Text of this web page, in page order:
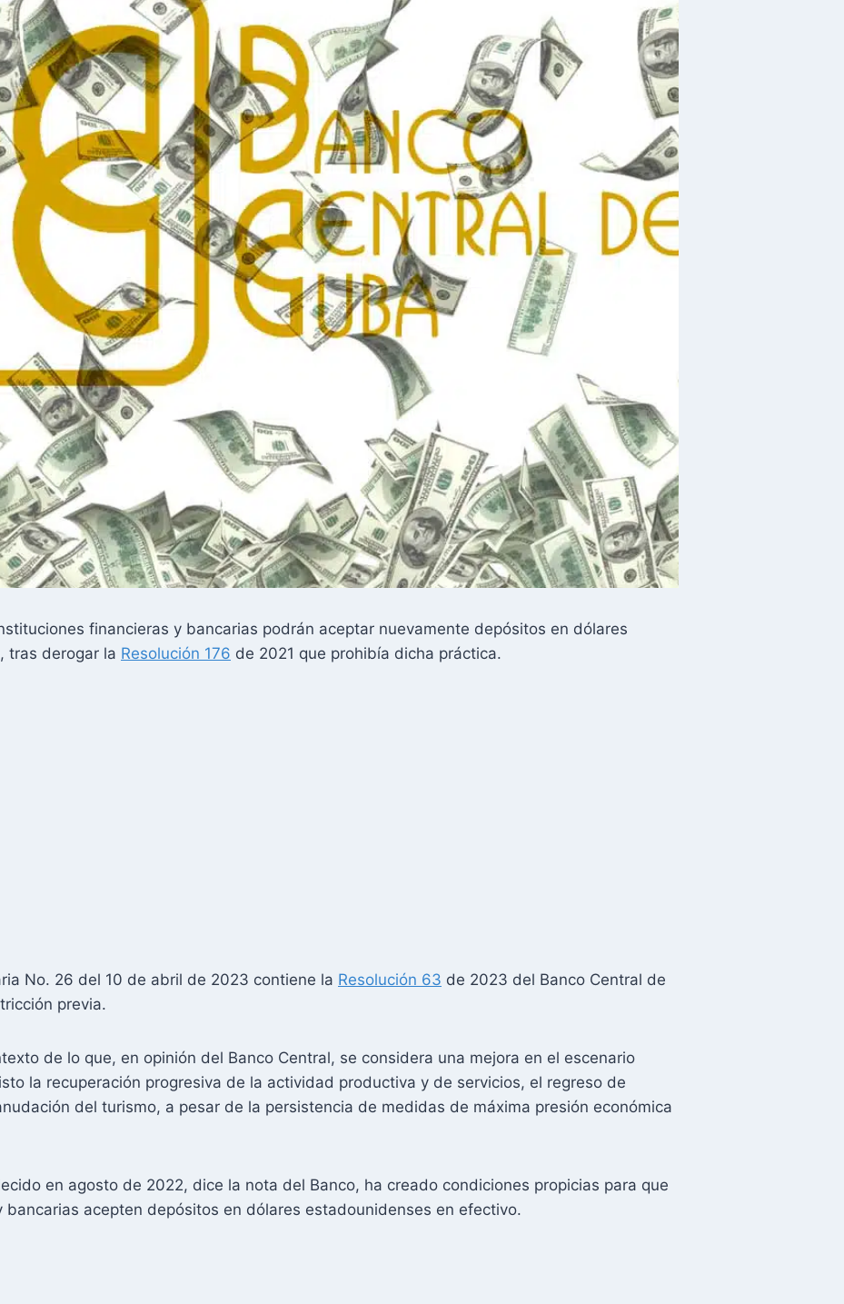
financieras y bancarias podrán aceptar nuevamente depósitos en dólares
tras derogar la Resolución 176 de 2021 que prohibía dicha práctica.
No. 26 del 10 de abril de 2023 contiene la Resolución 63 de 2023 del Banco Central de
previa.
de lo que, en opinión del Banco Central, se considera una mejora en el escenario
la recuperación progresiva de la actividad productiva y de servicios, el regreso de
del turismo, a pesar de la persistencia de medidas de máxima presión económica
en agosto de 2022, dice la nota del Banco, ha creado condiciones propicias para que
bancarias acepten depósitos en dólares estadounidenses en efectivo.